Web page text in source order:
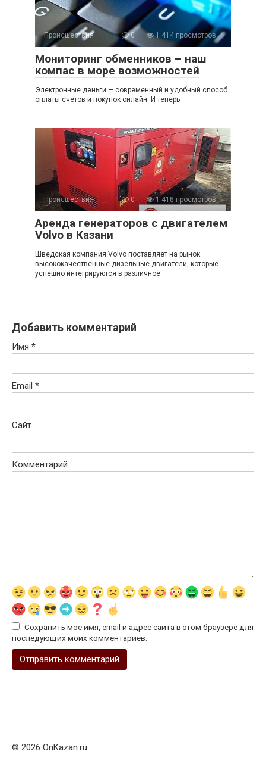
Происшествия 0 1 414 просмотров
Мониторинг обменников – наш
компас в море возможностей
Электронные деньги — современный и удобный способ
оплаты счетов и покупок онлайн. И теперь
Происшествия 0 1 418 просмотров
Аренда генераторов с двигателем
Volvo в Казани
Шведская компания Volvo поставляет на рынок
высококачественные дизельные двигатели, которые
успешно интегрируются в различное
Добавить комментарий
Имя *
Email *
Сайт
Комментарий
Сохранить моё имя, email и адрес сайта в этом браузере для
последующих моих комментариев.
© 2026 OnKazan.ru